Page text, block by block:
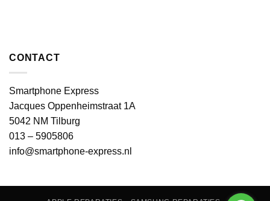
CONTACT
Smartphone Express
Jacques Oppenheimstraat 1A
5042 NM Tilburg
013 – 5905806
info@smartphone-express.nl